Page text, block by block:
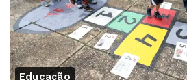
Educação